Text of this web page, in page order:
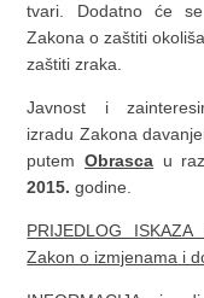
tvari. Dodatno će
Zakona o zaštiti
zaštiti zraka.
Javnost i
izradu Zakona
putemObrasca u
2015. godine.
PRIJEDLOG
Zakon o izmjenama i